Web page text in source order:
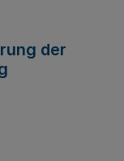
der